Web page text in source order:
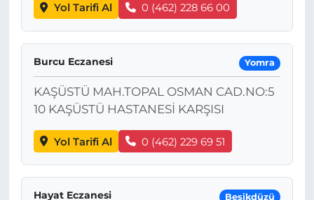
Yol Tarifi Al 0 (462) 228 66 00
Burcu Eczanesi Yomra
KAŞÜSTÜ MAH.TOPAL OSMAN CAD.NO:5
10 KAŞÜSTÜ HASTANESİ KARŞISI
Yol Tarifi Al 0 (462) 229 69 51
Hayat Eczanesi Beşikdüzü